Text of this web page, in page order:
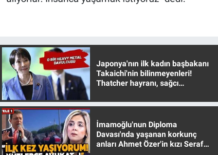
Japonya'nın ilk kadın başbakanı
Takaichi'nin bilinmeyenleri!
Thatcher hayranı, sağcı
İmamoğlu'nun Diploma
Davası'nda yaşanan korkunç
anları Ahmet Özer'in kızı Seraf